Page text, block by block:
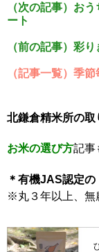
（次の記事）お
ート
（前の記事）彩
（記事一覧）季
北鎌倉精米所の
お米の選び方記事
＊有機JAS認定の
※丸３年以上、無